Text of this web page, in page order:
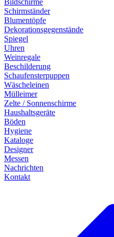
Bildschirme
Schirmständer
Blumentöpfe
Dekorationsgegenstände
Spiegel
Uhren
Weinregale
Beschilderung
Schaufensterpuppen
Wäscheleinen
Mülleimer
Zelte / Sonnenschirme
Haushaltsgeräte
Böden
Hygiene
Kataloge
Designer
Messen
Nachrichten
Kontakt